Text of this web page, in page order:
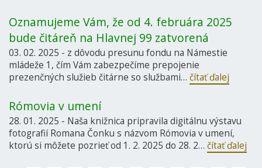
Oznamujeme Vám, že od 4. februára 2025
bude čitáreň na Hlavnej 99 zatvorená
03. 02. 2025 - z dôvodu presunu fondu na Námestie
mládeže 1, čím Vám zabezpečíme prepojenie
prezenčných služieb čitárne so službami… čítať ďalej
Rómovia v umení
28. 01. 2025 - Naša knižnica pripravila digitálnu výstavu
fotografií Romana Čonku s názvom Rómovia v umení,
ktorú si môžete pozrieť od 1. 2. 2025 do 28. 2… čítať ďalej